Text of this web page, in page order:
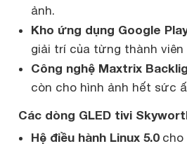
ảnh.
Kho ứng dụng Google
giải trí của từng thành
Công nghệ Maxtrix
còn cho hình ảnh hết sức
Các dòng GLED tivi
Hệ điều hành Linux 5.0cho